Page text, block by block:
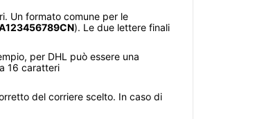
Un formato comune per le
). Le due lettere finali
per DHL può essere una
16 caratteri
del corriere scelto. In caso di